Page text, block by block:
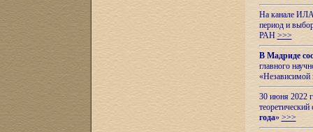
На канале
период и
РАН >>>
В Мадриде
главного
«Независимой
30 июня 2022
года» >>>